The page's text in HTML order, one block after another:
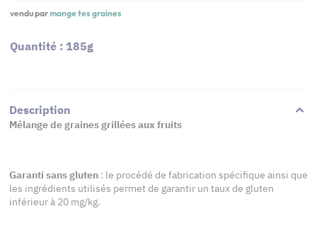
vendu parmange tes graines
Quantité : 185g
Description
Mélange de graines grillées aux fruits
Garanti sans gluten : le procédé de fabrication spécifique ainsi que
les ingrédients utilisés permet de garantir un taux de gluten
inférieur à 20 mg/kg.